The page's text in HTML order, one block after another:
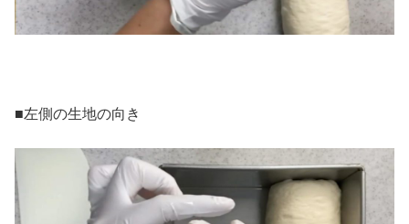
■左側の生地の向き